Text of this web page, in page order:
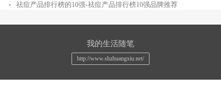
祛痘产品排行榜的10强-祛痘产品排行榜10强品牌推荐
我的生活随笔
http://www.shzhuangxiu.net/